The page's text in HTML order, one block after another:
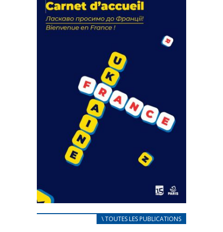
actions
18 septembre 2023
FEUILLETER
CARNET D’ACCUEIL\ TOUTES LES PUBLICATIONS